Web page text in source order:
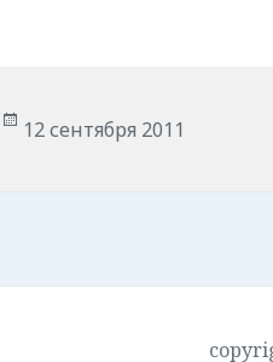
Опубликовано
12 сентября 2011